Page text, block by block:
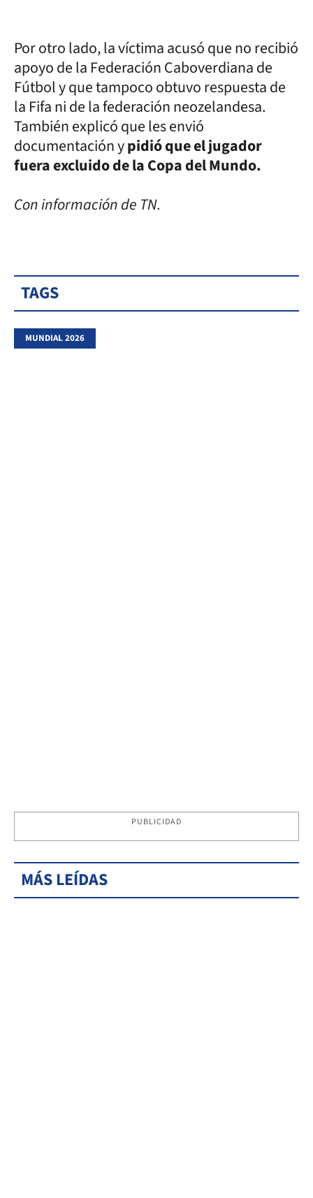
Por otro lado, la víctima acusó que no recibió
apoyo de la Federación Caboverdiana de
Fútbol y que tampoco obtuvo respuesta de
la Fifa ni de la federación neozelandesa.
También explicó que les envió
documentaciónypidió que el jugador
fuera excluido de la Copa del Mundo.
Con información de TN.
TAGS
MUNDIAL 2026
PUBLICIDAD
MÁS LEÍDAS